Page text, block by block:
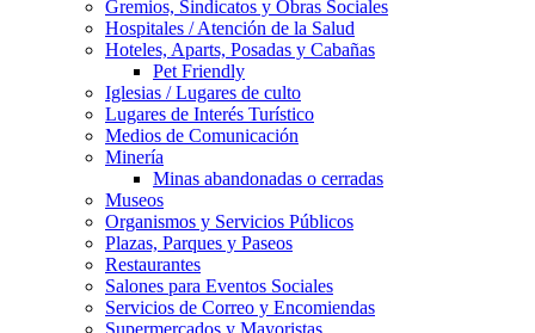
Gremios, Sindicatos y Obras Sociales
Hospitales / Atención de la Salud
Hoteles, Aparts, Posadas y Cabañas
Pet Friendly
Iglesias / Lugares de culto
Lugares de Interés Turístico
Medios de Comunicación
Minería
Minas abandonadas o cerradas
Museos
Organismos y Servicios Públicos
Plazas, Parques y Paseos
Restaurantes
Salones para Eventos Sociales
Servicios de Correo y Encomiendas
Supermercados y Mayoristas